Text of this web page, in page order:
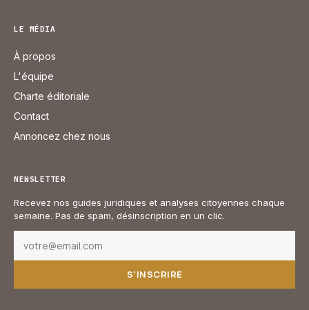
LE MÉDIA
À propos
L'équipe
Charte éditoriale
Contact
Annoncez chez nous
NEWSLETTER
Recevez nos guides juridiques et analyses citoyennes chaque
semaine. Pas de spam, désinscription en un clic.
S'INSCRIRE